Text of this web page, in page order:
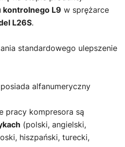
kontrolnego L9 w sprężarce
L26S.
standardowego ulepszenie
posiada alfanumeryczny
pracy kompresora są
(polski, angielski,
hiszpański, turecki,